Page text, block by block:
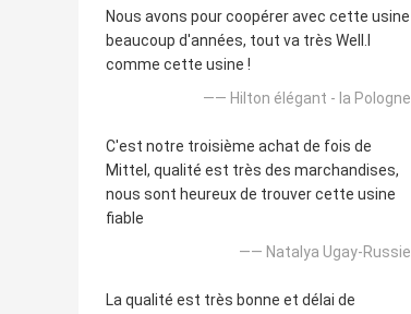
Nous avons pour coopérer avec cette usine
beaucoup d'années, tout va très Well.l
comme cette usine !
—— Hilton élégant - la Pologne
C'est notre troisième achat de fois de
Mittel, qualité est très des marchandises,
nous sont heureux de trouver cette usine
fiable
—— Natalya Ugay-Russie
La qualité est très bonne et délai de